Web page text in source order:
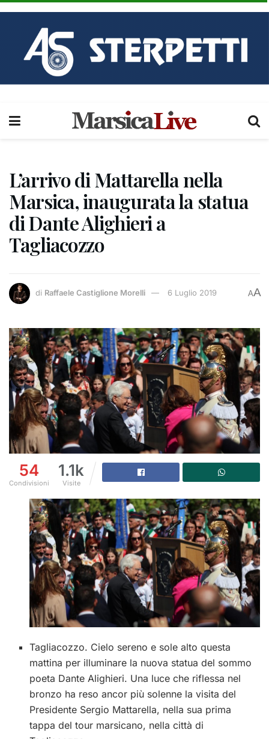
L’arrivo di Mattarella nella
Marsica, inaugurata la statua
di Dante Alighieri a
Tagliacozzo
di Raffaele Castiglione Morelli 6 Luglio 2019 AA
54
Condivisioni
1.1k
Visite
Tagliacozzo. Cielo sereno e sole alto questa
mattina per illuminare la nuova statua del sommo
poeta Dante Alighieri. Una luce che riflessa nel
bronzo ha reso ancor più solenne la visita del
Presidente Sergio Mattarella, nella sua prima
tappa del tour marsicano, nella città di